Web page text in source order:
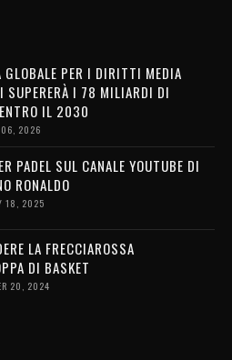
GLOBALE PER I DIRITTI MEDIA
SUPERERÀ I 78 MILIARDI DI
IL 2030
06, 2026
PADEL SUL CANALE YOUTUBE DI
RONALDO
18, 2025
LA FRECCIAROSSA
DI BASKET
20, 2024